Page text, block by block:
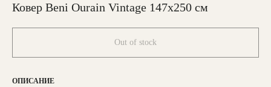
Ковер Beni Ourain Vintage 147х250 см
Out of stock
ОПИСАНИЕ